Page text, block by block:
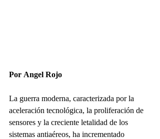
Por Angel Rojo
La guerra moderna, caracterizada por la
aceleración tecnológica, la proliferación de
sensores y la creciente letalidad de los
sistemas antiaéreos, ha incrementado